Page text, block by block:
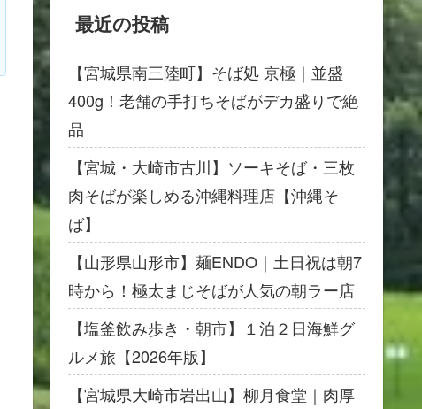
最近の投稿
【宮城県南三陸町】そば処 京極｜並盛
400g！老舗の手打ちそばがデカ盛りで絶
品
【宮城・大崎市古川】ソーキそば・三枚
肉そばが楽しめる沖縄料理店【沖縄そ
ば】
【山形県山形市】麺ENDO｜土日祝は朝7
時から！極太まじそばが人気の朝ラー店
【塩釜飲み歩き・朝市】１泊２日海鮮グ
ルメ旅【2026年版】
【宮城県大崎市岩出山】柳月食堂｜肉厚